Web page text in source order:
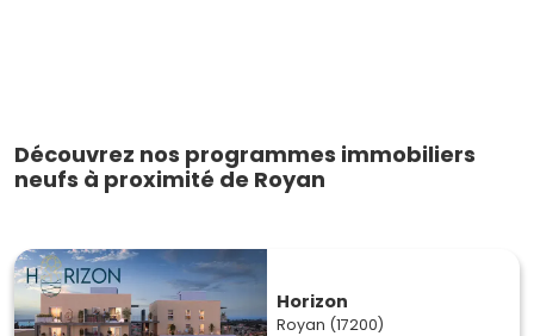
Découvrez nos programmes immobiliers
neufs à proximité de Royan
Horizon
Royan (17200)